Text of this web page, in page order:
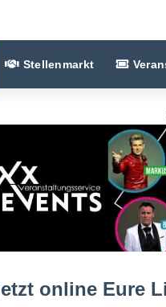
Stellenmarkt
online Eure